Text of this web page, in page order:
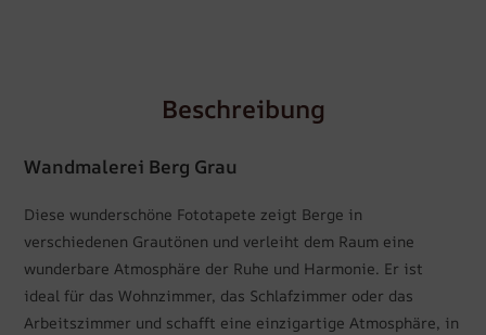
Beschreibung
Wandmalerei Berg Grau
Diese wunderschöne Fototapete zeigt Berge in
verschiedenen Grautönen und verleiht dem Raum eine
wunderbare Atmosphäre der Ruhe und Harmonie. Er ist
ideal für das Wohnzimmer, das Schlafzimmer oder das
Arbeitszimmer und schafft eine einzigartige Atmosphäre, in